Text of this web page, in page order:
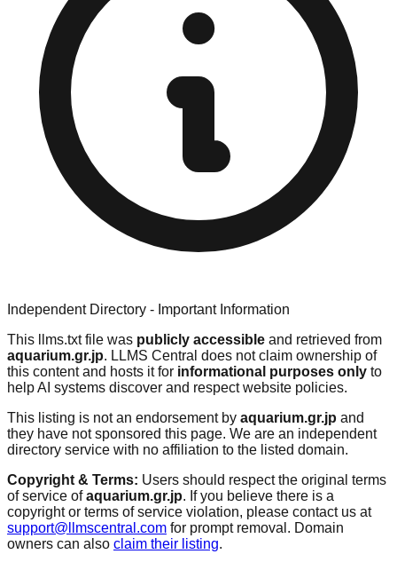
Independent Directory - Important Information
This llms.txt file was publicly accessible and retrieved from
aquarium.gr.jp. LLMS Central does not claim ownership of
this content and hosts it for informational purposes only to
help AI systems discover and respect website policies.
This listing is not an endorsement by aquarium.gr.jp and
they have not sponsored this page. We are an independent
directory service with no affiliation to the listed domain.
Copyright & Terms: Users should respect the original terms
of service ofaquarium.gr.jp. If you believe there is a
copyright or terms of service violation, please contact us at
support@llmscentral.com for prompt removal. Domain
owners can also claim their listing.